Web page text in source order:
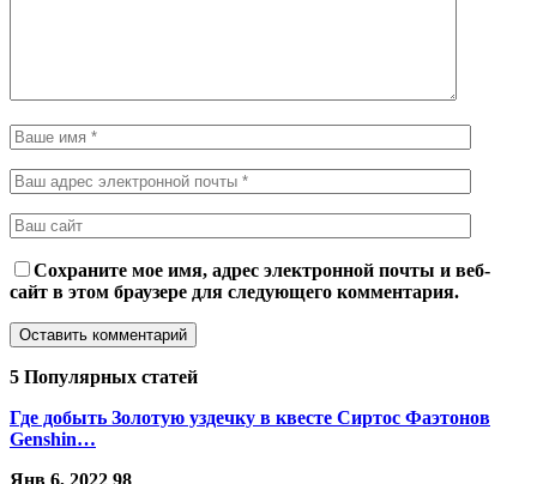
Сохраните мое имя, адрес электронной почты и веб-
сайт в этом браузере для следующего комментария.
5 Популярных статей
Где добыть Золотую уздечку в квесте Сиртос Фаэтонов
Genshin…
Янв 6, 2022 98